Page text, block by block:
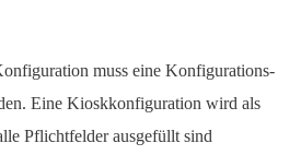
muss eine Konfigurations-
Eine Kioskkonfiguration wird als
Pflichtfelder ausgefüllt sind